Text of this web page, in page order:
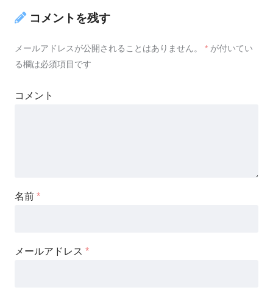
コメントを残す
メールアドレスが公開されることはありません。 * が付いてい
る欄は必須項目です
コメント
名前 *
メールアドレス *